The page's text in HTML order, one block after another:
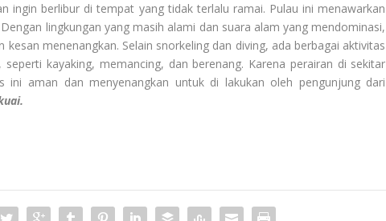
ingin berlibur di tempat yang tidak terlalu ramai. Pulau ini menawarkan
lingkungan yang masih alami dan suara alam yang mendominasi,
menenangkan. Selain snorkeling dan diving, ada berbagai aktivitas
kayaking, memancing, dan berenang. Karena perairan di sekitar
aman dan menyenangkan untuk di lakukan oleh pengunjung dari